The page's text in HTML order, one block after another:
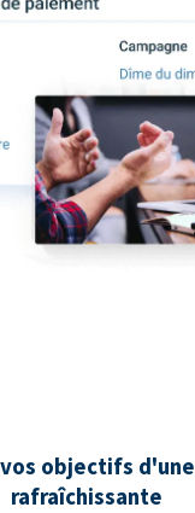
objectifs
rafraîchissante